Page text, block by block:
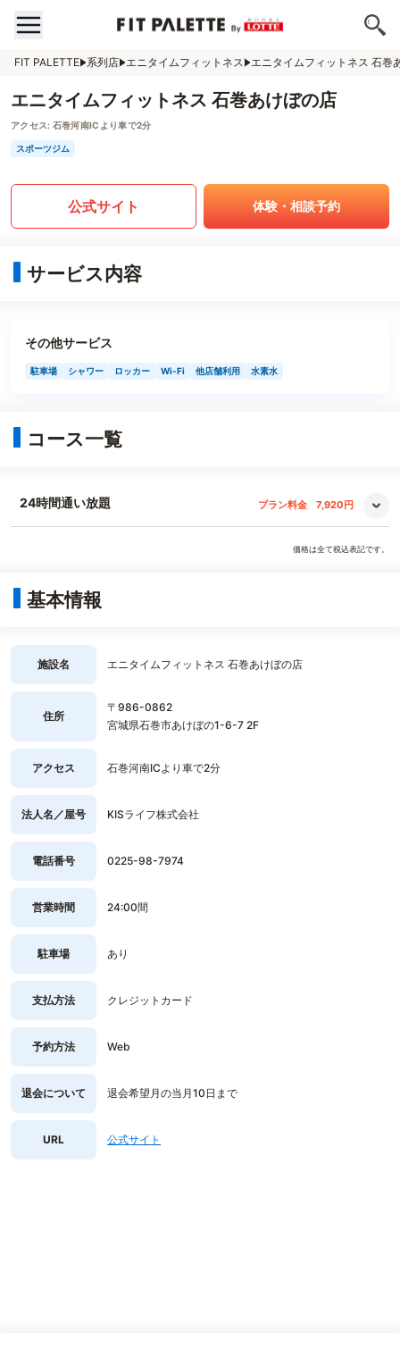
FIT PALETTE 系列店 エニタイムフィットネス エニタイムフィットネス 石巻
エニタイムフィットネス 石巻あけぼの店
アクセス: 石巻河南ICより車で2分
スポーツジム
公式サイト 体験・相談予約
サービス内容
その他サービス
駐車場 シャワー ロッカー Wi-Fi 他店舗利用 水素水
コース一覧
24時間通い放題 プラン料金 7,920円
価格は全て税込表記です。
基本情報
施設名 エニタイムフィットネス 石巻あけぼの店
住所
〒986-0862
宮城県石巻市あけぼの1-6-7 2F
アクセス 石巻河南ICより車で2分
法人名／屋号 KISライフ株式会社
電話番号 0225-98-7974
営業時間 24:00間
駐車場 あり
支払方法 クレジットカード
予約方法 Web
退会について 退会希望月の当月10日まで
URL 公式サイト